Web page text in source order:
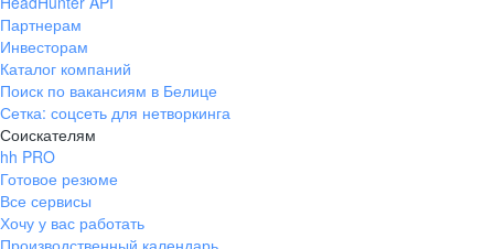
Партнерам
Инвесторам
Каталог компаний
Поиск по вакансиям в Белице
Сетка: соцсеть для нетворкинга
Соискателям
hh PRO
Готовое резюме
Все сервисы
Хочу у вас работать
Производственный календарь